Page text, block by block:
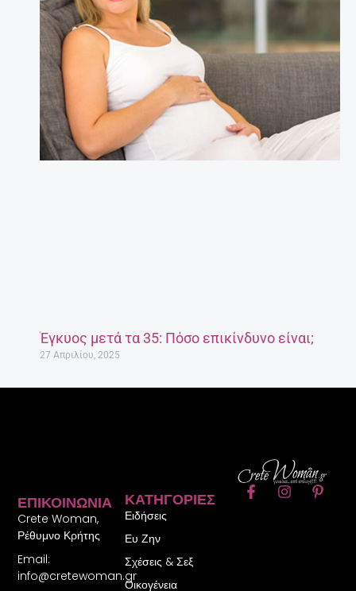
Έγκυος μετά τα 35: Πόσο επικίνδυνο είναι;
27 Απριλίου, 2025
F
a
I
P
ΚΑΤΗΓΟΡΊΕΣ
Ειδήσεις
Ευ Ζην
Σχέσεις & Σεξ
Οικογένεια
ΕΠΙΚΟΙΝΩΝΊΑ
Crete Woman,
Ρέθυμνο Κρήτης
Email:
info@cretewoman.gr